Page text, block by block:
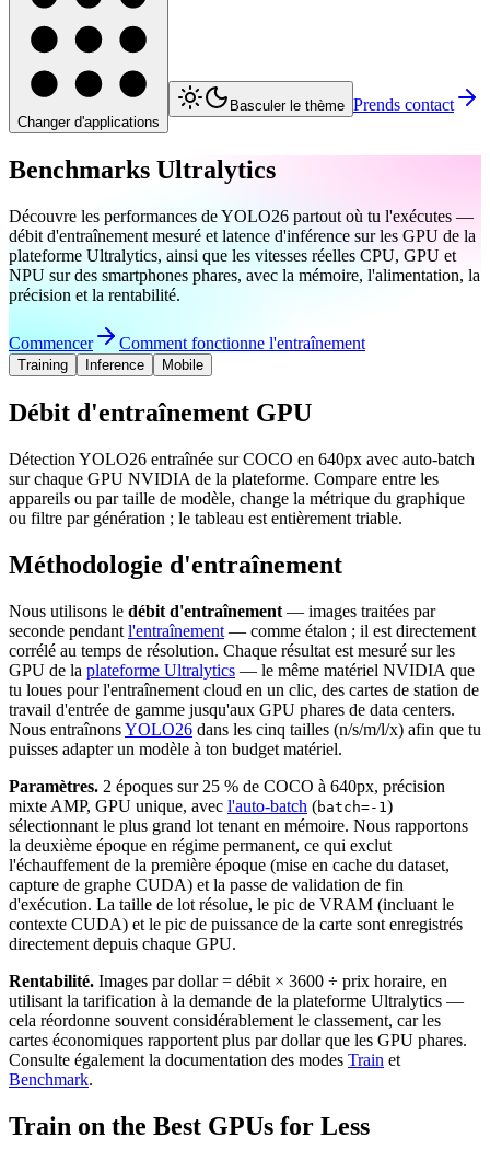
Changer d'applications
Basculer le thème Prends contact
Benchmarks Ultralytics
Découvre les performances de YOLO26 partout où tu l'exécutes —
débit d'entraînement mesuré et latence d'inférence sur les GPU de la
plateforme Ultralytics, ainsi que les vitesses réelles CPU, GPU et
NPU sur des smartphones phares, avec la mémoire, l'alimentation, la
précision et la rentabilité.
Commencer Comment fonctionne l'entraînement
Training Inference Mobile
Débit d'entraînement GPU
Détection YOLO26 entraînée sur COCO en 640px avec auto-batch
sur chaque GPU NVIDIA de la plateforme. Compare entre les
appareils ou par taille de modèle, change la métrique du graphique
ou filtre par génération ; le tableau est entièrement triable.
Méthodologie d'entraînement
Nous utilisons le débit d'entraînement — images traitées par
seconde pendant l'entraînement — comme étalon ; il est directement
corrélé au temps de résolution. Chaque résultat est mesuré sur les
GPU de la plateforme Ultralytics — le même matériel NVIDIA que
tu loues pour l'entraînement cloud en un clic, des cartes de station de
travail d'entrée de gamme jusqu'aux GPU phares de data centers.
Nous entraînonsYOLO26 dans les cinq tailles (n/s/m/l/x) afin que tu
puisses adapter un modèle à ton budget matériel.
Paramètres. 2 époques sur 25 % de COCO à 640px, précision
mixte AMP, GPU unique, avec l'auto-batch (batch=-1 )
sélectionnant le plus grand lot tenant en mémoire. Nous rapportons
la deuxième époque en régime permanent, ce qui exclut
l'échauffement de la première époque (mise en cache du dataset,
capture de graphe CUDA) et la passe de validation de fin
d'exécution. La taille de lot résolue, le pic de VRAM (incluant le
contexte CUDA) et le pic de puissance de la carte sont enregistrés
directement depuis chaque GPU.
Rentabilité. Images par dollar = débit × 3600 ÷ prix horaire, en
utilisant la tarification à la demande de la plateforme Ultralytics —
cela réordonne souvent considérablement le classement, car les
cartes économiques rapportent plus par dollar que les GPU phares.
Consulte également la documentation des modes Train et
Benchmark.
Train on the Best GPUs for Less